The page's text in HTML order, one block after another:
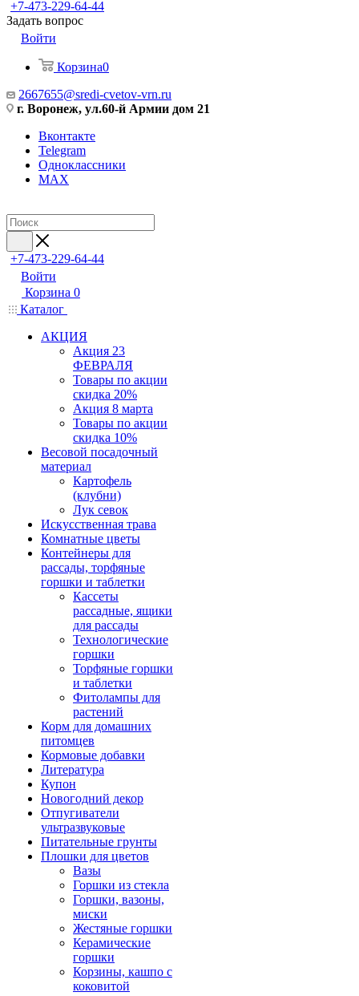
+7-473-229-64-44
Задать вопрос
Войти
Корзина0
2667655@sredi-cvetov-vrn.ru
г. Воронеж, ул.60-й Армии дом 21
Вконтакте
Telegram
Одноклассники
MAX
+7-473-229-64-44
Войти
Корзина 0
Каталог
АКЦИЯ
Акция 23
ФЕВРАЛЯ
Товары по акции
скидка 20%
Акция 8 марта
Товары по акции
скидка 10%
Весовой посадочный
материал
Картофель
(клубни)
Лук севок
Искусственная трава
Комнатные цветы
Контейнеры для
рассады, торфяные
горшки и таблетки
Кассеты
рассадные, ящики
для рассады
Технологические
горшки
Торфяные горшки
и таблетки
Фитолампы для
растений
Корм для домашних
питомцев
Кормовые добавки
Литература
Купон
Новогодний декор
Отпугиватели
ультразвуковые
Питательные грунты
Плошки для цветов
Вазы
Горшки из стекла
Горшки, вазоны,
миски
Жестяные горшки
Керамические
горшки
Корзины, кашпо с
коковитой